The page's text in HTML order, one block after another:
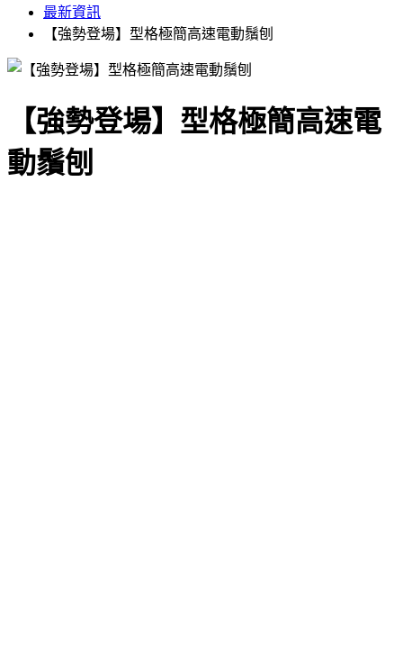
最新資訊
【強勢登場】型格極簡高速電動鬚刨
【強勢登場】型格極簡高速電
動鬚刨